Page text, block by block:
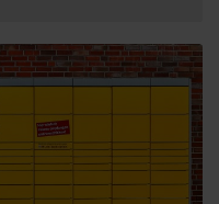
próbują
działających